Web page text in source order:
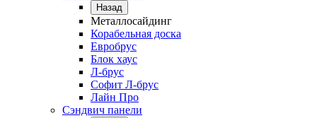
Назад
Металлосайдинг
Корабельная доска
Евробрус
Блок хаус
Л-брус
Софит Л-брус
Лайн Про
Сэндвич панели